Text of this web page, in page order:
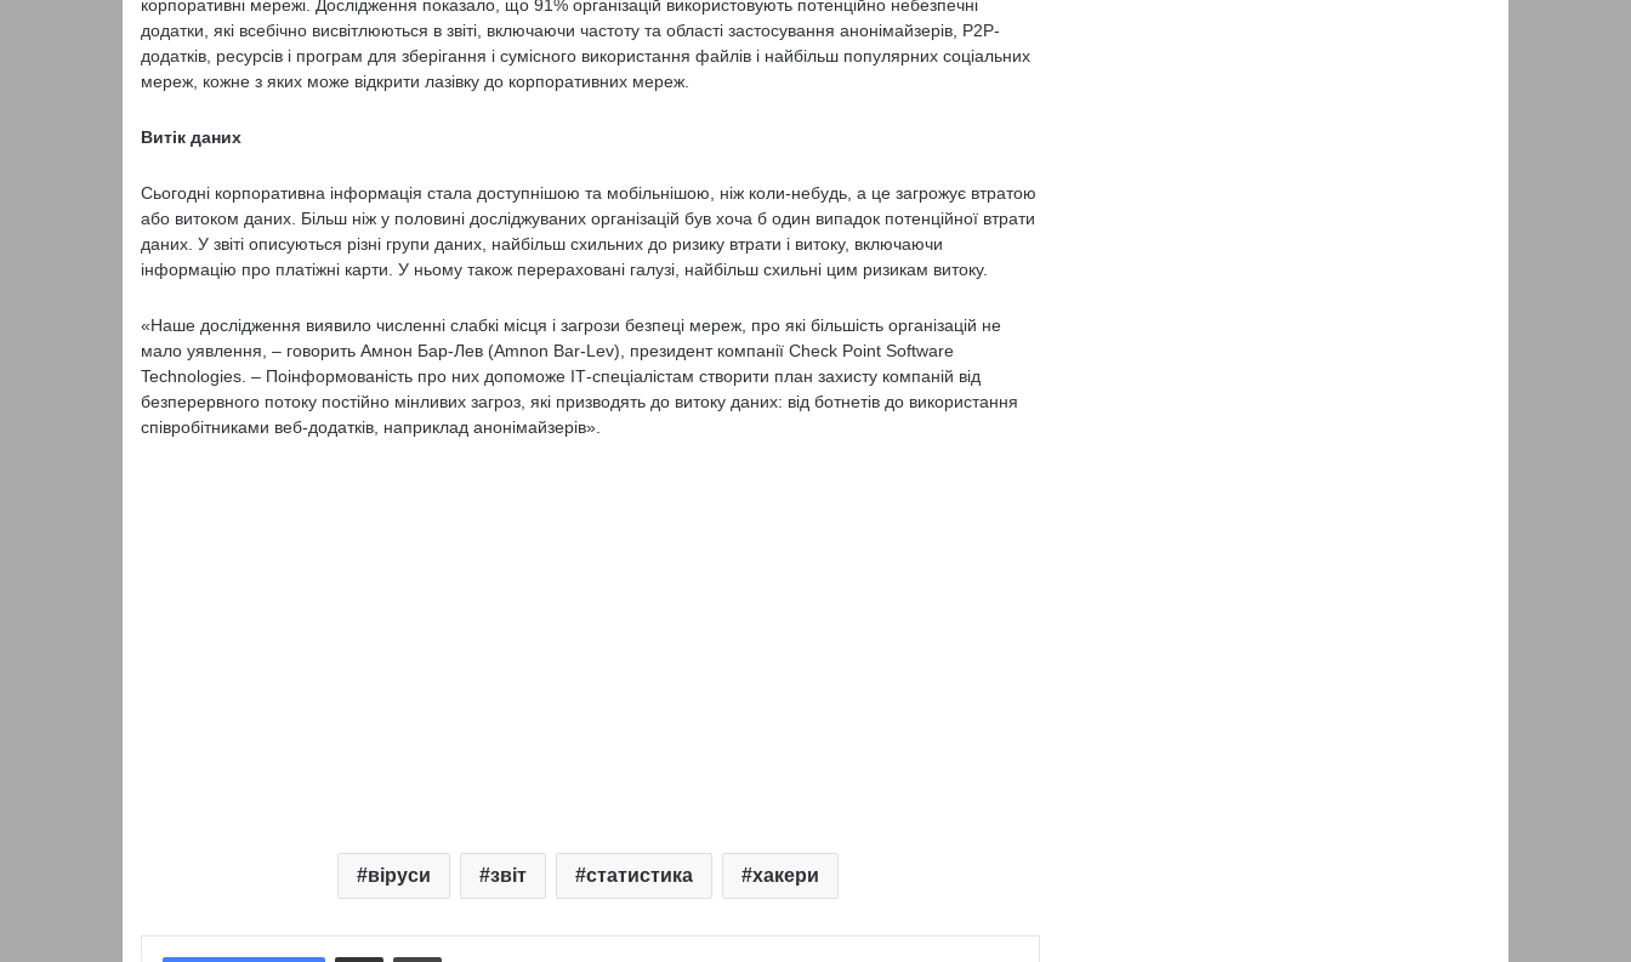
корпоративні мережі. Дослідження показало, що 91% організацій використовують потенційно небезпечні
додатки, які всебічно висвітлюються в звіті, включаючи частоту та області застосування анонімайзерів, P2P-
додатків, ресурсів і програм для зберігання і сумісного використання файлів і найбільш популярних соціальних
мереж, кожне з яких може відкрити лазівку до корпоративних мереж.
Витік даних
Сьогодні корпоративна інформація стала доступнішою та мобільнішою, ніж коли-небудь, а це загрожує втратою
або витоком даних. Більш ніж у половині досліджуваних організацій був хоча б один випадок потенційної втрати
даних. У звіті описуються різні групи даних, найбільш схильних до ризику втрати і витоку, включаючи
інформацію про платіжні карти. У ньому також перераховані галузі, найбільш схильні цим ризикам витоку.
«Наше дослідження виявило численні слабкі місця і загрози безпеці мереж, про які більшість організацій не
мало уявлення, – говорить Амнон Бар-Лев (Amnon Bar-Lev), президент компанії Check Point Software
Technologies. – Поінформованість про них допоможе IТ-спеціалістам створити план захисту компаній від
безперервного потоку постійно мінливих загроз, які призводять до витоку даних: від ботнетів до використання
співробітниками веб-додатків, наприклад анонімайзерів».
віруси звіт статистика хакери
Надіслати електронною поштоюНадрукувати